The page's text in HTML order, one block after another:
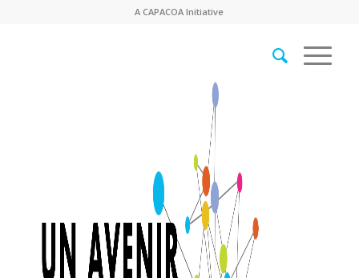
ACAPACOA Initiative